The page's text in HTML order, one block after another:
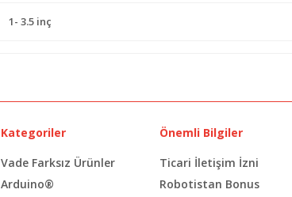
1- 3.5 inç
Kategoriler
Vade Farksız Ürünler
Arduino®
Önemli Bilgiler
Ticari İletişim İzni
Robotistan Bonus